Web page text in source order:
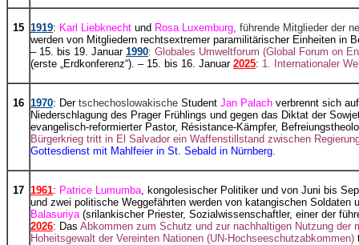
15 1919: Karl Liebknecht und Rosa Luxemburg , führende Mitglieder der
werden von Mitgliedern rechtsextremer paramilitärischer Einheiten in
– 15. bis 19. Januar 1990: Globales Umweltforum (Global Forum on
(erste „Erdkonferenz“). – 15. bis 16. Januar 2025: 1. Internationaler
16 1970: Der tschechoslowakische Student Jan Palach verbrennt sich
Niederschlagung des Prager Frühlings und gegen das Diktat der
evangelisch-reformierter Pastor, Résistance-Kämpfer,
Bürgerkrieg tritt in El Salvador ein Waffenstillstand zwischen
Gottesdienst mit Mahlfeier in St. Sebald in Nürnberg.
17 1961: Patrice Lumumba , kongolesischer Politiker und von Juni bis
und zwei politische Weggefährten werden von katangischen
Balasuriya (srilankischer Priester, Sozialwissenschaftler, einer der
2026: Das Abkommen zum Schutz und zur nachhaltigen Nutzung
Hoheitsgewalt der Vereinten Nationen (UN-Hochseeschutzabkommen)